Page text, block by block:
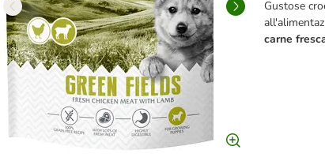
Gustose
carne